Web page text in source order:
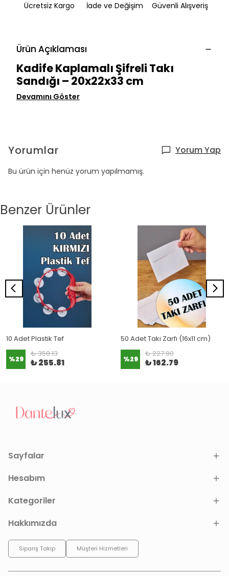
Ücretsiz Kargo İade ve Değişim Güvenli Alışveriş
Ürün Açıklaması
Kadife Kaplamalı Şifreli Takı
Sandığı – 20x22x33 cm
Devamını Göster
Yorumlar Yorum Yap
Bu ürün için henüz yorum yapılmamış.
Benzer Ürünler
10 Adet Plastik Tef
%29
₺ 358.13
₺ 255.81
50 Adet Takı Zarfı (16x11 cm)
%29
₺ 227.90
₺ 162.79
Sayfalar
Hesabım
Kategoriler
Hakkımızda
Sipariş Takip Müşteri Hizmetleri